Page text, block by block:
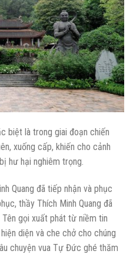
biệt là trong giai đoạn chiến
xuống cấp, khiến cho cảnh
hư hại nghiêm trọng.
Quang đã tiếp nhận và phục
thầy Thích Minh Quang đã
gọi xuất phát từ niềm tin
diện và che chở cho chúng
chuyện vua Tự Đức ghé thăm